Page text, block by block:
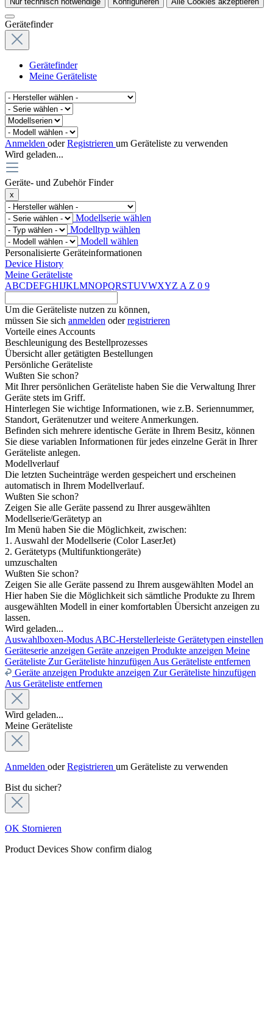
Gerätefinder
Gerätefinder
Meine Geräteliste
Anmelden oderRegistrieren um Geräteliste zu verwenden
Wird geladen...
Geräte- und Zubehör Finder
x
Modellserie wählen
Modelltyp wählen
Modell wählen
Personalisierte Geräteinformationen
Device History
Meine Geräteliste
ABCDEFGHIJKLMNOPQRSTUVWXYZ A Z 0 9
Um die Geräteliste nutzen zu können,
müssen Sie sich anmelden oderregistrieren
Vorteile eines Accounts
Beschleunigung des Bestellprozesses
Übersicht aller getätigten Bestellungen
Persönliche Geräteliste
Wußten Sie schon?
Mit Ihrer persönlichen Geräteliste haben Sie die Verwaltung Ihrer
Geräte stets im Griff.
Hinterlegen Sie wichtige Informationen, wie z.B. Seriennummer,
Standort, Gerätenutzer und weitere Anmerkungen.
Befinden sich mehrere identische Geräte in Ihrem Besitz, können
Sie diese variablen Informationen für jedes einzelne Gerät in Ihrer
Geräteliste anlegen.
Modellverlauf
Die letzten Sucheinträge werden gespeichert und erscheinen
automatisch in Ihrem Modellverlauf.
Wußten Sie schon?
Zeigen Sie alle Geräte passend zu Ihrer ausgewählten
Modellserie/Gerätetyp an
Im Menü haben Sie die Möglichkeit, zwischen:
1. Auswahl der Modellserie (Color LaserJet)
2. Gerätetyps (Multifunktiongeräte)
umzuschalten
Wußten Sie schon?
Zeigen Sie alle Geräte passend zu Ihrem ausgewählten Model an
Hier haben Sie die Möglichkeit sich sämtliche Produkte zu Ihrem
ausgewählten Modell in einer komfortablen Übersicht anzeigen zu
lassen.
Wird geladen...
Auswahlboxen-Modus ABC-Herstellerleiste Gerätetypen einstellen
Geräteserie anzeigen Geräte anzeigen Produkte anzeigen Meine
Geräteliste Zur Geräteliste hinzufügen Aus Geräteliste entfernen
Geräte anzeigen Produkte anzeigen Zur Geräteliste hinzufügen
Aus Geräteliste entfernen
Wird geladen...
Meine Geräteliste
Anmelden oderRegistrieren um Geräteliste zu verwenden
Bist du sicher?
OK Stornieren
Product Devices Show confirm dialog